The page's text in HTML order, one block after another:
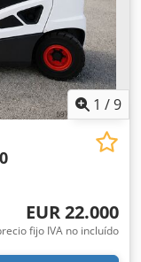
1 /9
EUR 22.000
fijo IVA no incluído